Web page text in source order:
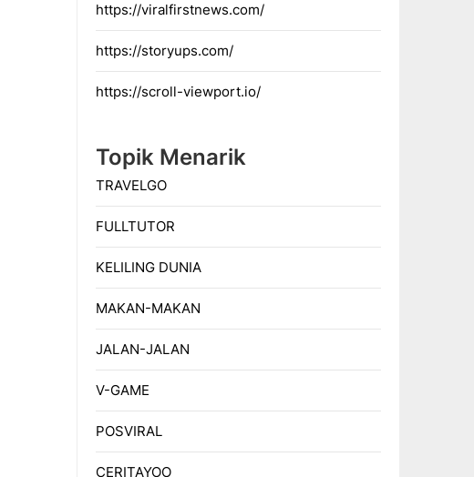
https://viralfirstnews.com/
https://storyups.com/
https://scroll-viewport.io/
Topik Menarik
TRAVELGO
FULLTUTOR
KELILING DUNIA
MAKAN-MAKAN
JALAN-JALAN
V-GAME
POSVIRAL
CERITAYOO